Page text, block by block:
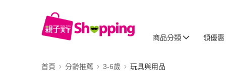
商品分類 領優惠
首頁 分齡推薦 3-6歲 玩具與用品